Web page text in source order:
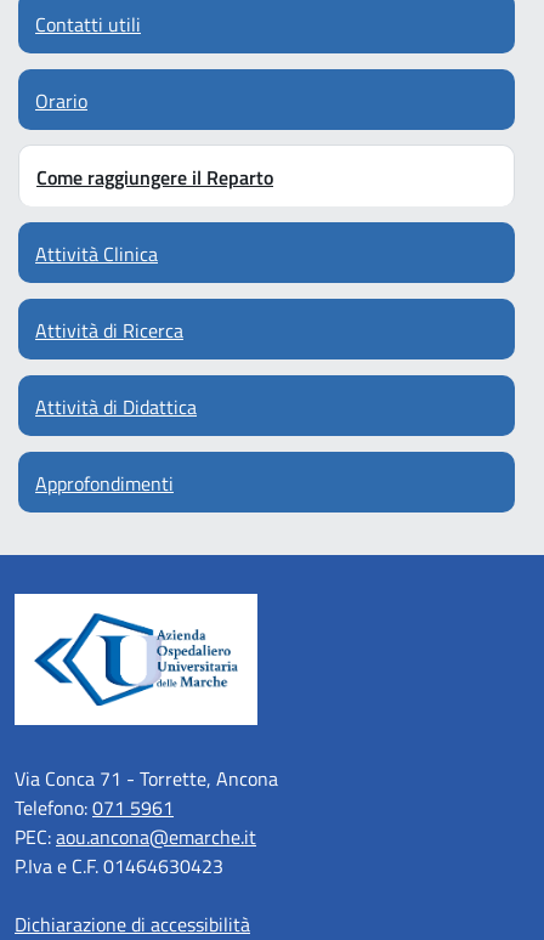
Contatti utili
Orario
Come raggiungere il Reparto
Attività Clinica
Attività di Ricerca
Attività di Didattica
Approfondimenti
Via Conca 71 - Torrette, Ancona
Telefono:071 5961
PEC:aou.ancona@emarche.it
P.Iva e C.F. 01464630423
Dichiarazione di accessibilità